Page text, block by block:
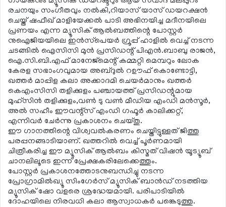
രചനയും സംഗീതവും നല്‍കി,റിയാസ് യാസ് ഡയറക്ഷന്‍
ചെയ്ത് ഷഫീഖ് മാളിയേക്കല്‍ പാടി അഭിനയിച്ച മദീനയിലെ
പ്രണയം എന്ന മ്യൂസിക് ആല്‍ബത്തിന്റെ പോസ്റ്റര്‍
നുഐജിയയിലെ ഇന്‍സ്‌പെയര്‍ ഗ്രൂപ്പ് ഹാളില്‍ വെച്ച് നടന്ന
ചടങ്ങില്‍ ഐസിസി മുന്‍ പ്രസിഡന്റ് പിഎന്‍.ബാബു രാജന്‍,
ഐ.സി.ബി.എഫ് മാനേജ്‌മെന്റ് കമ്മറ്റി മെമ്പറും ലോക
കേരള സഭാംഗവുമായ അബ്ദുല്‍ റഊഫ് കൊണ്ടോട്ടി,
ഖത്തര്‍ മാപ്പിള കലാ അക്കാദമി ചെയര്‍മാനും ഖത്തര്‍
കെഎംസിസി തളിക്കുളം പഞ്ചായത്ത് പ്രസിഡന്റുമായ
മുഹ്‌സിന്‍ തളിക്കുളം,വണ്‍ ടു വണ്‍ മീഡിയ എംഡി മന്‍സൂര്‍,
അല്‍ സഹീം ഈവന്റ്‌സ് എംഡി ഗഫൂര്‍ കാലിക്കറ്റ്,
എന്നിവര്‍ ചേര്‍ന്നു പ്രകാശനം ചെയ്തു.
ഈ ഗാനത്തിന്റെ വിശ്വവല്‍കരണം ചെയ്തിട്ടുള്ളത് ജിത്തു
പരപ്പനങ്ങാടിയാണ്. ഖത്തറില്‍ വെച്ച് പൂര്‍ണമായി
ചിത്രീകരിച്ച ഈ മ്യൂസിക് ആല്‍ബം കിസ്മത് വിഷന്‍ യൂട്യൂബ്
ചാനലിലൂടെ ഇന്ന് പ്രേക്ഷകരിലേക്കെത്തും.
പോസ്റ്റര്‍ പ്രകാശനത്തോടനുബന്ധിച്ചു നടന്ന
പ്രോഗ്രാമില്‍ഖ്യൂ സിംഗേര്‍സ് മ്യൂസിക് ബാന്‍ഡ് നടത്തിയ
മ്യൂസിക് ഷോ വളരെ ശ്രദ്ധേയമായി. പരിപാടിയില്‍
ദോഹയിലെ നിരവധി കലാ ആസ്വാധകര്‍ പങ്കെടുത്തു.